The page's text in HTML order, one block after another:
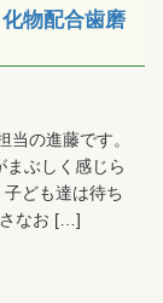
物配合歯磨
の進藤です。
ぶしく感じら
ども達は待ち
なお […]